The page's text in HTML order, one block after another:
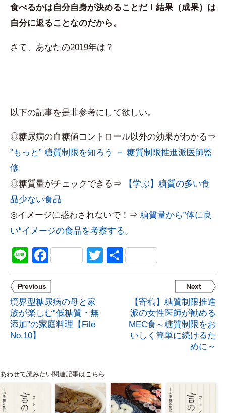
食べるかは自分自身が決めることだ！結果（成果）は
自分に返ることなのだから。
さて、あなたの2019年は？
以下の記事を是非参考にして欲しい。
◎糖尿病の血糖値コントロール以外の効果がわかる⇒
”もっと” 糖質制限を知ろう － 糖質制限推進派医師監
修
◎糖質量がチェックできる⇒
【学ぶ】糖質の多い食
品少ない食品
◎イメージに惑わされないで！⇒ 糖質量から”体に良
い“イメージの食品を考察する。
LineFacebookTwitter
共
有
境界型糖尿病の母と家
族が楽しむ”低糖質・無
添加”の家庭料理【File
No.10】
【寄稿】糖質制限推進
派の女性医師が勧める
MEC食～糖質制限をお
いしく簡単に続けるた
めに～
あわせて読みたい関連記事はこちら